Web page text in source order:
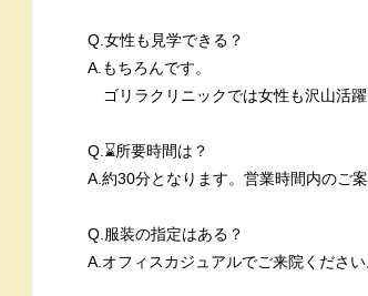
Q.女性も見学できる？
A.もちろんです。
ゴリラクリニックでは女性も沢山活躍
Q.⌛所要時間は？
A.約30分となります。営業時間内のご案
Q.服装の指定はある？
A.オフィスカジュアルでご来院ください